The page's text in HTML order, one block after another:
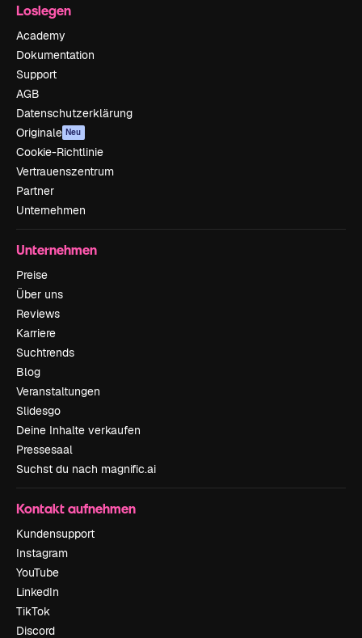
Loslegen
Academy
Dokumentation
Support
AGB
Datenschutzerklärung
Originale Neu
Cookie-Richtlinie
Vertrauenszentrum
Partner
Unternehmen
Unternehmen
Preise
Über uns
Reviews
Karriere
Suchtrends
Blog
Veranstaltungen
Slidesgo
Deine Inhalte verkaufen
Pressesaal
Suchst du nach magnific.ai
Kontakt aufnehmen
Kundensupport
Instagram
YouTube
LinkedIn
TikTok
Discord